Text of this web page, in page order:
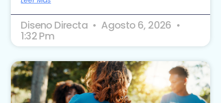
Diseno Directa Agosto 6, 2026
1:32 Pm